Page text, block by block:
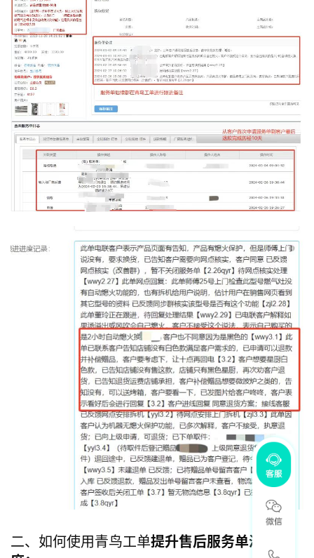
二、如何使用青鸟工单提升售后服务单满意